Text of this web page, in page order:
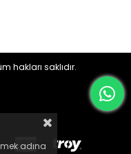
hakları saklıdır.
adına